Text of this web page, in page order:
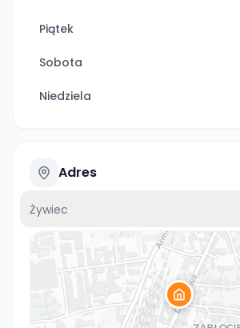
Piątek
Sobota
Niedziela
Adres
Żywiec